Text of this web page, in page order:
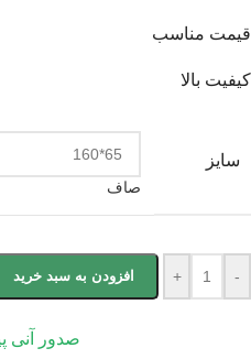
قیمت مناسب
کیفیت بالا
سایز
صاف
-
+ افزودن به سبد خرید
صدور آنی